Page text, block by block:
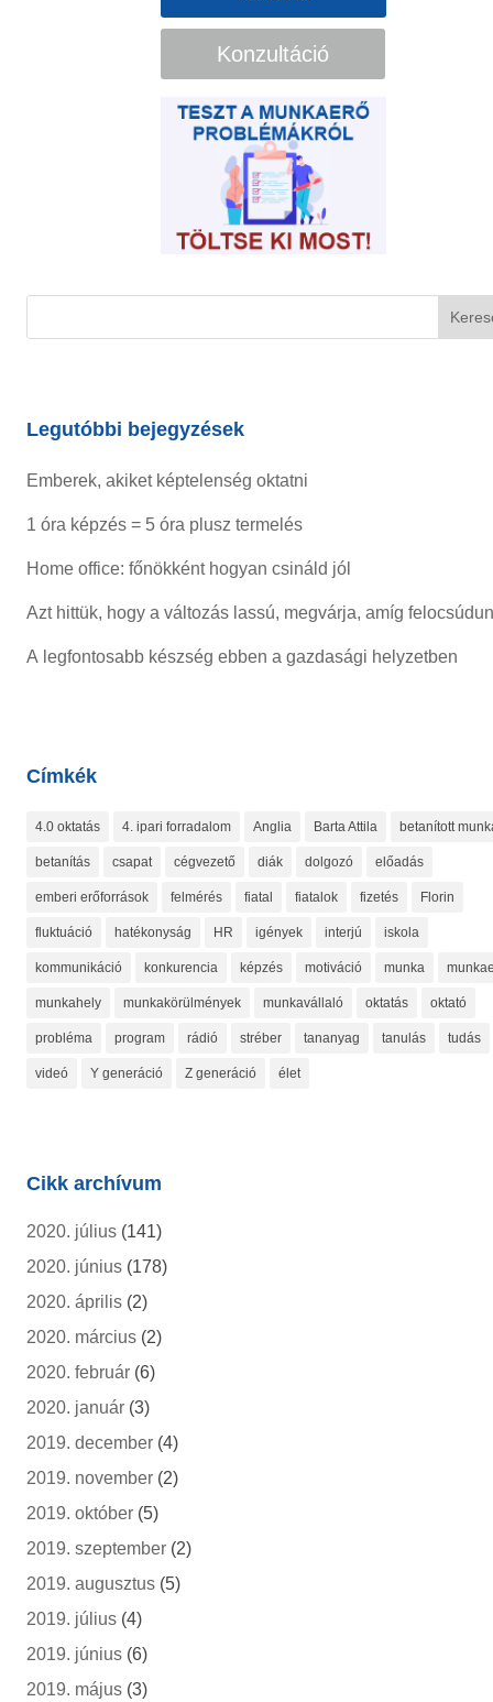
Konzultáció
Legutóbbi bejegyzések
Emberek, akiket képtelenség oktatni
1 óra képzés = 5 óra plusz termelés
Home office: főnökként hogyan csináld jól
Azt hittük, hogy a változás lassú, megvárja, amíg
A legfontosabb készség ebben a gazdasági helyzetben
Címkék
4.0 oktatás 4. ipari forradalom Anglia Barta Attila betanított
betanítás csapat cégvezető diák dolgozó előadás
emberi erőforrások felmérés fiatal fiatalok fizetés Florin
fluktuáció hatékonyság HR igények interjú iskola
kommunikáció konkurencia képzés motiváció munka
munkahely munkakörülmények munkavállaló oktatás oktató
probléma program rádió stréber tananyag tanulás tudás
videó Y generáció Z generáció élet
Cikk archívum
2020. július (141)
2020. június (178)
2020. április (2)
2020. március (2)
2020. február (6)
2020. január (3)
2019. december (4)
2019. november (2)
2019. október (5)
2019. szeptember (2)
2019. augusztus (5)
2019. július (4)
2019. június (6)
2019. május (3)